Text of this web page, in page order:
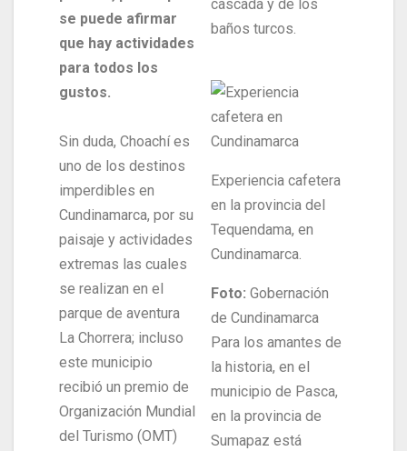
se puede afirmar
que hay actividades
para todos los
gustos.
Sin duda, Choachí es
uno de los destinos
imperdibles en
Cundinamarca, por su
paisaje y actividades
extremas las cuales
se realizan en el
parque de aventura
La Chorrera; incluso
este municipio
recibió un premio de
Organización Mundial
del Turismo (OMT)
cascada y de los
baños turcos.
Experiencia cafetera
en la provincia del
Tequendama, en
Cundinamarca.
Foto: Gobernación
de Cundinamarca
Para los amantes de
la historia, en el
municipio de Pasca,
en la provincia de
Sumapaz está